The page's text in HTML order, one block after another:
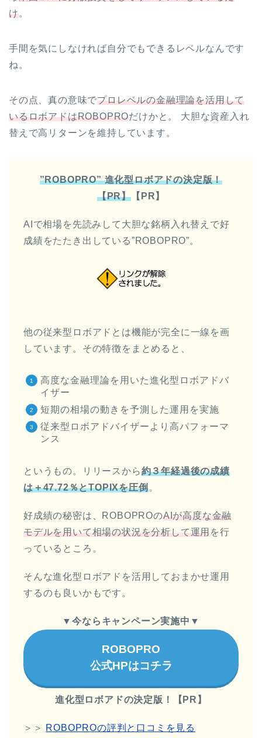
け。
手間を気にしなければ自分でもできるレベルなんです
ね。
その点、真の意味でプロレベルの金融理論を活用して
いるロボアドはROBOPROだけかと。 大胆な資産入れ
替えで高リターンを維持しています。
”ROBOPRO” 進化型ロボアドの決定版！
【PR】 【PR】
AIで相場を先読みして大胆な銘柄入れ替えで好
成績をたたき出している”ROBOPRO”。
他の従来型ロボアドとは機能が完全に一線を画
しています。その特徴をまとめると、
高度な金融理論を用いた進化型ロボアドバ
イザー
短期の相場の動きを予測した運用を実施
従来型ロボアドバイザーより高パフォーマ
ンス
というもの。リリースから約３年経過後の成績
は＋47.72％とTOPIXを圧倒。
好成績の秘密は、ROBOPROのAIが高度な金融
モデルを用いて相場の状況を分析して運用を行
っているところ。
そんな進化型ロボアドを活用しておまかせ運用
するのも良いかもです。
▼今ならキャンペーン実施中▼
ROBOPRO
公式HPはコチラ
進化型ロボアドの決定版！【PR】
＞＞ ROBOPROの評判と口コミを見る